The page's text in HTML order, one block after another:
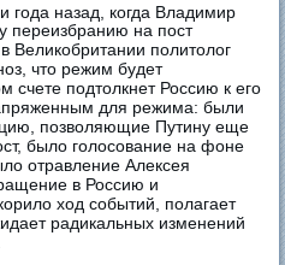
года назад, когда Владимир
переизбранию на пост
Великобритании политолог
что режим будет
счете подтолкнет Россию к его
для режима: были
позволяющие Путину еще
было голосование на фоне
отравление Алексея
в Россию и
ход событий, полагает
радикальных изменений